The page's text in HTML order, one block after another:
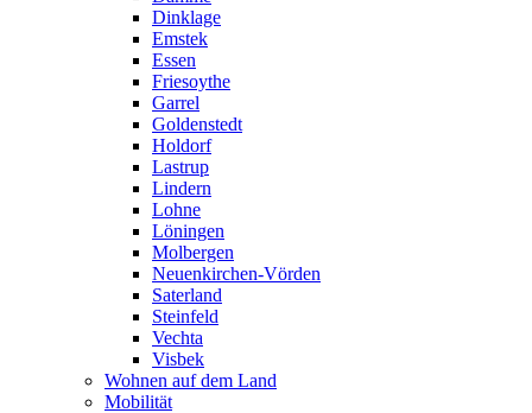
Dinklage
Emstek
Essen
Friesoythe
Garrel
Goldenstedt
Holdorf
Lastrup
Lindern
Lohne
Löningen
Molbergen
Neuenkirchen-Vörden
Saterland
Steinfeld
Vechta
Visbek
Wohnen auf dem Land
Mobilität